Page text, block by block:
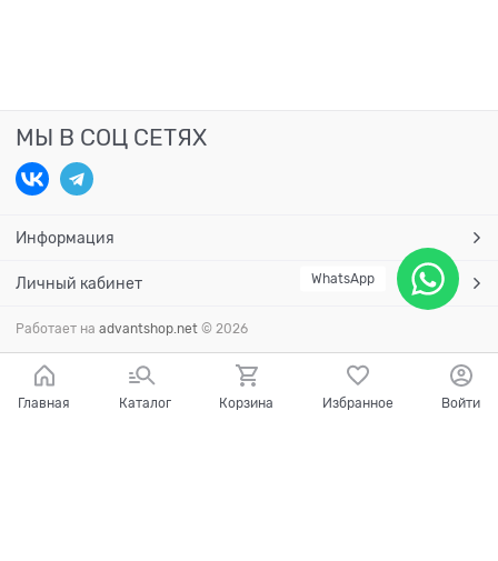
МЫ В СОЦ СЕТЯХ
Информация
Личный кабинет
Работает на advantshop.net © 2026
Главная Каталог Корзина Избранное Войти
WhatsApp